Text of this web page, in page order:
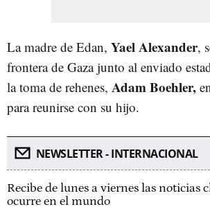
La madre de Edan, Yael Alexander,
frontera de Gaza junto al enviado
la toma de rehenes, Adam Boehler,
para reunirse con su hijo.
NEWSLETTER - INTERNACIONAL
Recibe de lunes a viernes las noticias
ocurre en el mundo